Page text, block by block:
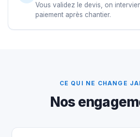
Vous validez le devis, on
paiement après chantier.
CE QUI NE CHANGE
Nos